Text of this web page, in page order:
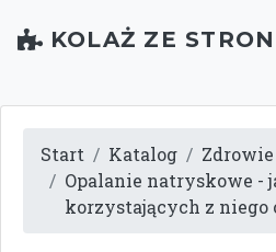
KOLAŻ ZE STRON
Start Katalog
Opalanie natryskowe -
korzystających z niego